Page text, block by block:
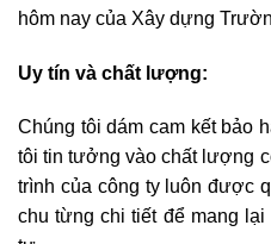
hôm nay của Xây dựng
Uy tín và chất lượng:
Chúng tôi dám cam kết bảo
tôi tin tưởng vào chất lượng
trình của công ty luôn được
chu từng chi tiết để mang